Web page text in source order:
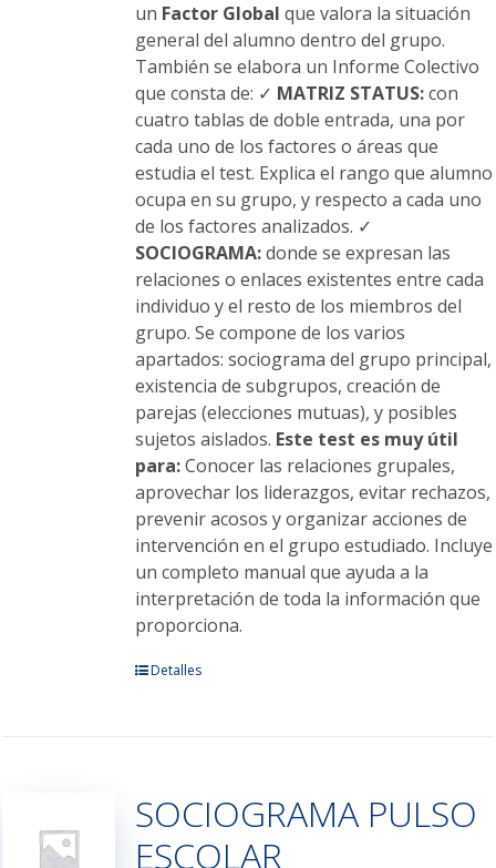
un Factor Global que valora la situación
general del alumno dentro del grupo.
También se elabora un Informe Colectivo
que consta de: ✓ MATRIZ STATUS:con
cuatro tablas de doble entrada, una por
cada uno de los factores o áreas que
estudia el test. Explica el rango que alumno
ocupa en su grupo, y respecto a cada uno
de los factores analizados. ✓
SOCIOGRAMA:donde se expresan las
relaciones o enlaces existentes entre cada
individuo y el resto de los miembros del
grupo. Se compone de los varios
apartados: sociograma del grupo principal,
existencia de subgrupos, creación de
parejas (elecciones mutuas), y posibles
sujetos aislados. Este test es muy útil
para:Conocer las relaciones grupales,
aprovechar los liderazgos, evitar rechazos,
prevenir acosos y organizar acciones de
intervención en el grupo estudiado. Incluye
un completo manual que ayuda a la
interpretación de toda la información que
proporciona.
Este
Las
opciones
se
Detalles
SOCIOGRAMA PULSO
ESCOLAR